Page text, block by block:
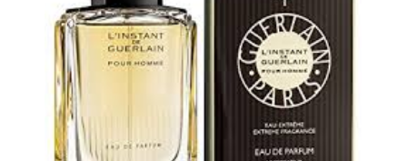
$159.99.
$109.99.